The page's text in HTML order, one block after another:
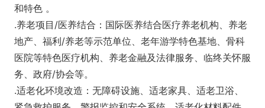
和特色 。
.养老项目/医养结合：国际医养结合医疗养老机构、养老
地产、福利/养老等示范单位、老年游学特色基地、骨科
医院等特色医疗机构、养老金融及法律服务、临终关怀服
务、政府/协会等。
.适老化环境改造：无障碍设施、适老家具、适老卫浴、